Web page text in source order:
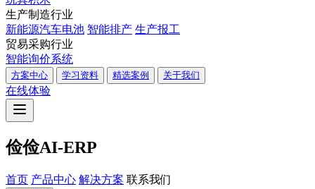
生产制造行业
新能源汽车电池 智能排产 生产报工
贸易采购行业
智能询价系统
方案中心 学习资料 精选案例 关于我们
在线体验
俭俭AI-ERP
首页 产品中心 解决方案 联系我们